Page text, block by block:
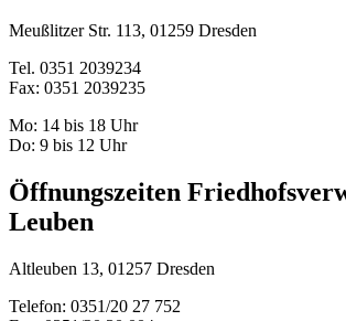
Meußlitzer Str. 113, 01259 Dresden
Tel. 0351 2039234
Fax: 0351 2039235
Mo: 14 bis 18 Uhr
Do: 9 bis 12 Uhr
Öffnungszeiten
Leuben
Altleuben 13, 01257 Dresden
Telefon: 0351/20 27 752